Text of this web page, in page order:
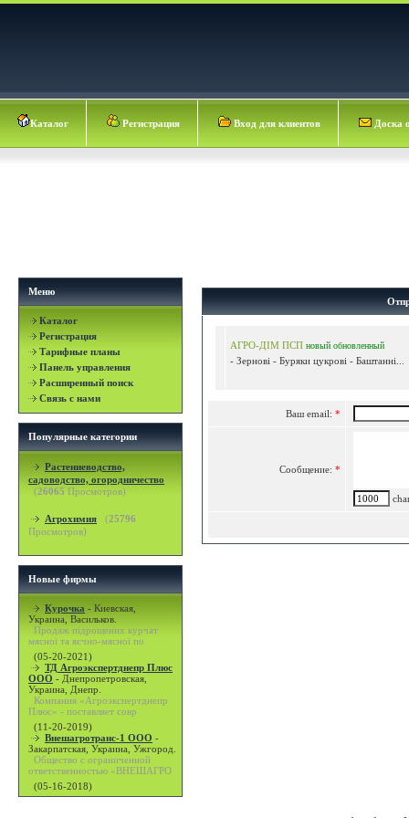
Каталог Регистрация Вход для клиентов Доска
Меню
Каталог
Регистрация
Тарифные планы
Панель управления
Расширенный поиск
Связь с нами
Популярные категории
Растениеводство,
садоводство, огородничество
(26065 Просмотров)
Агрохимия (25796
Просмотров)
Новые фирмы
Курочка - Киевская,
Украина, Васильков.
Продаж підрощених курчат
мясної та яєчно-мясної по
(05-20-2021)
ТД Агроэкспертднепр Плюс
ООО - Днепропетровская,
Украина, Днепр.
Компания «Агроэкспертднепр
Плюс» - поставляет совр
(11-20-2019)
Внешагротранс-1 ООО -
Закарпатская, Украина, Ужгород.
Общество с ограниченной
ответственностью «ВНЕШАГРО
(05-16-2018)
АГРО-ДІМ ПСП новый обновленный
- Зернові - Буряки цукрові - Баштанні...
Ваш email: *
Сообщение: *